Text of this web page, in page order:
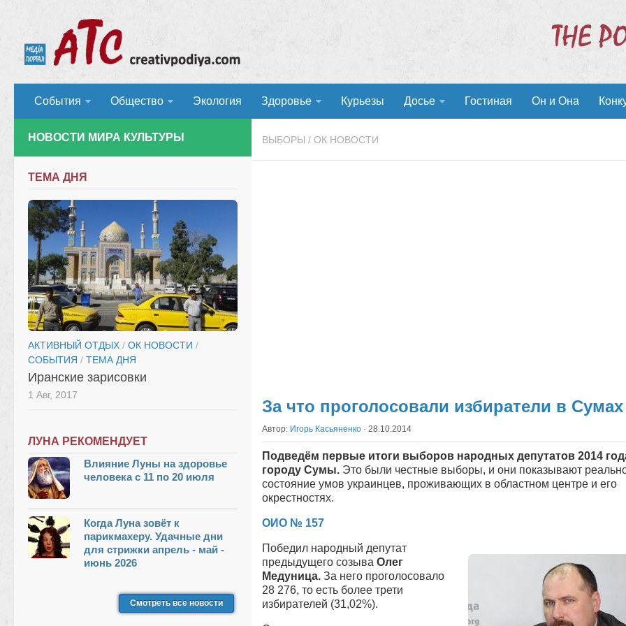
События Общество Экология Здоровье Курьезы Досье Гостиная Он и Она
ВЫБОРЫ / ОК НОВОСТИ
За что проголосовали избиратели в Сумах
Автор: Игорь Касьяненко · 28.10.2014
Подведём первые итоги выборов народных депутатов 2014
городу Сумы. Это были честные выборы, и они показывают
состояние умов украинцев, проживающих в областном центре и его
окрестностях.
ОИО № 157
Победил народный депутат
предыдущего созыва Олег
Медуница. За него проголосовало
28 276, то есть более трети
избирателей (31,02%).
НОВОСТИ МИРА КУЛЬТУРЫ
ТЕМА ДНЯ
АКТИВНЫЙ ОТДЫХ / ОК НОВОСТИ /
СОБЫТИЯ / ТЕМА ДНЯ
Иранские зарисовки
1 Авг, 2017
ЛУНА РЕКОМЕНДУЕТ
Влияние Луны на здоровье
человека с 11 по 20 июля
Когда Луна зовёт к
парикмахеру. Удачные дни
для стрижки апрель - май -
июнь 2026
Смотреть все новости